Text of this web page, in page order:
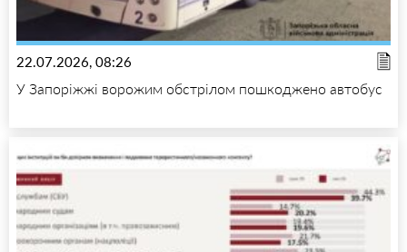
22.07.2026, 08:26
У Запоріжжі ворожим обстрілом пошкоджено автобус